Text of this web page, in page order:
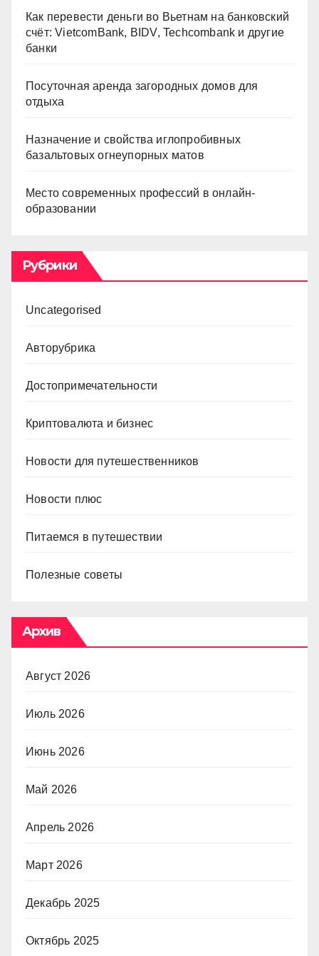
Как перевести деньги во Вьетнам на банковский
счёт: VietcomBank, BIDV, Techcombank и другие
банки
Посуточная аренда загородных домов для
отдыха
Назначение и свойства иглопробивных
базальтовых огнеупорных матов
Место современных профессий в онлайн-
образовании
Рубрики
Uncategorised
Авторубрика
Достопримечательности
Криптовалюта и бизнес
Новости для путешественников
Новости плюс
Питаемся в путешествии
Полезные советы
Архив
Август 2026
Июль 2026
Июнь 2026
Май 2026
Апрель 2026
Март 2026
Декабрь 2025
Октябрь 2025